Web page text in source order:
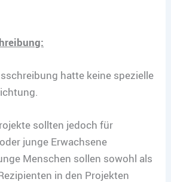
hatte keine spezielle
sollten jedoch für
junge Erwachsene
Menschen sollen sowohl als
in den Projekten